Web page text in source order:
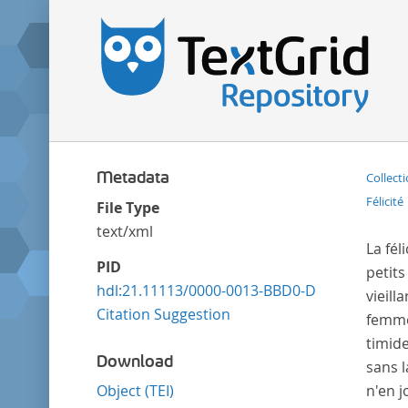
Metadata
File Type
text/xml
PID
hdl:21.11113/0000-0013-BBD0-D
Citation Suggestion
Download
Object (TEI)
Félicité
La félicité est un être qui fait mouvoir tout l'univers; les poëtes la chantent, les philosophes la définissent, les petits la cherchent bassement chez les grands, les grands l'envient aux petits, les jeunes gens la défigurent, les vieillards en parlent souvent sans l'avoir connue; les hommes, pour l'obtenir, croient devoir la brusquer; les femmes, qui ordinairement ont le coeur bon, essayent de se l'assurer en tâchant de la procurer; l'homme timide la rebute, le téméraire la révolte, les prudes la